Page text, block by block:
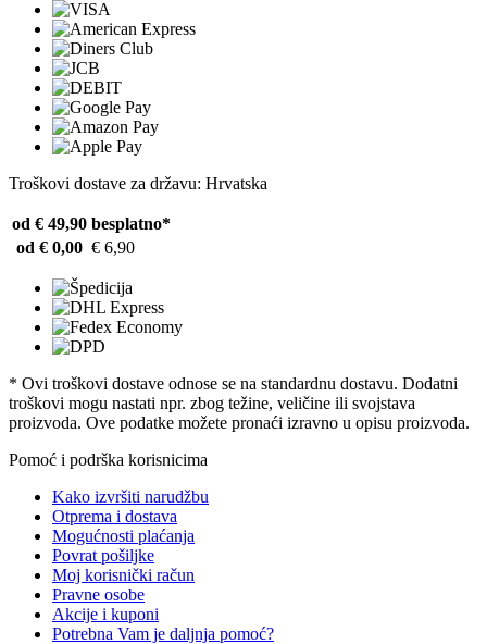
Troškovi dostave za državu: Hrvatska
od € 49,90 besplatno*
od € 0,00 € 6,90
* Ovi troškovi dostave odnose se na standardnu ​​dostavu. Dodatni
troškovi mogu nastati npr. zbog težine, veličine ili svojstava
proizvoda. Ove podatke možete pronaći izravno u opisu proizvoda.
Pomoć i podrška korisnicima
Kako izvršiti narudžbu
Otprema i dostava
Mogućnosti plaćanja
Povrat pošiljke
Moj korisnički račun
Pravne osobe
Akcije i kuponi
Potrebna Vam je daljnja pomoć?